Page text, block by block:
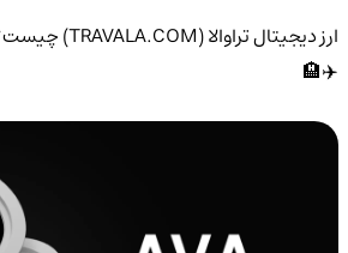
✈️🏨